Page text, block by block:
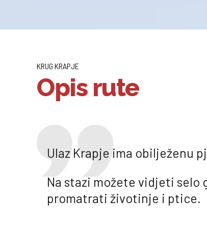
KRUG KRAPJE
Opis rute
Ulaz Krapje ima obilježenu
Na stazi možete vidjeti selo
promatrati životinje i ptice.